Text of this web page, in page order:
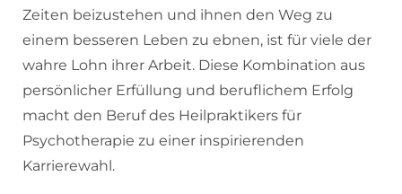
Zeiten beizustehen und ihnen den Weg zu
einem besseren Leben zu ebnen, ist für viele der
wahre Lohn ihrer Arbeit. Diese Kombination aus
persönlicher Erfüllung und beruflichem Erfolg
macht den Beruf des Heilpraktikers für
Psychotherapie zu einer inspirierenden
Karrierewahl.